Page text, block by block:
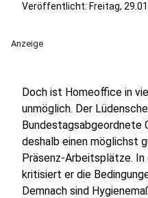
Veröffentlicht: Freitag,
Anzeige
Doch ist Homeoffice in
unmöglich. Der
Bundestagsabgeordnete
deshalb einen möglichst
Präsenz-Arbeitsplätze. In
kritisiert er die
Demnach sind